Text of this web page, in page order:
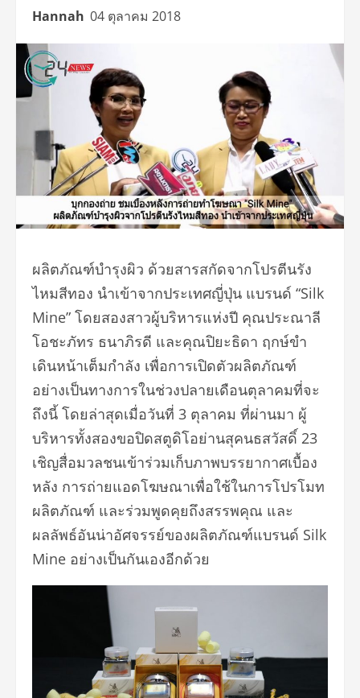
Hannah 04 ตุลาคม 2018
ผลิตภัณฑ์บำรุงผิว ด้วยสารสกัดจากโปรตีนรัง
ไหมสีทอง นำเข้าจากประเทศญี่ปุ่น แบรนด์ “Silk
Mine” โดยสองสาวผู้บริหารแห่งปี คุณประณาลี
โอชะภัทร ธนาภิรดี และคุณปิยะธิดา ฤกษ์ขำ
เดินหน้าเต็มกำลัง เพื่อการเปิดตัวผลิตภัณฑ์
อย่างเป็นทางการในช่วงปลายเดือนตุลาคมที่จะ
ถึงนี้ โดยล่าสุดเมื่อวันที่ 3 ตุลาคม ที่ผ่านมา ผู้
บริหารทั้งสองขอปิดสตูดิโอย่านสุคนธสวัสดิ์ 23
เชิญสื่อมวลชนเข้าร่วมเก็บภาพบรรยากาศเบื้อง
หลัง การถ่ายแอดโฆษณาเพื่อใช้ในการโปรโมท
ผลิตภัณฑ์ และร่วมพูดคุยถึงสรรพคุณ และ
ผลลัพธ์อันน่าอัศจรรย์ของผลิตภัณฑ์แบรนด์ Silk
Mine อย่างเป็นกันเองอีกด้วย